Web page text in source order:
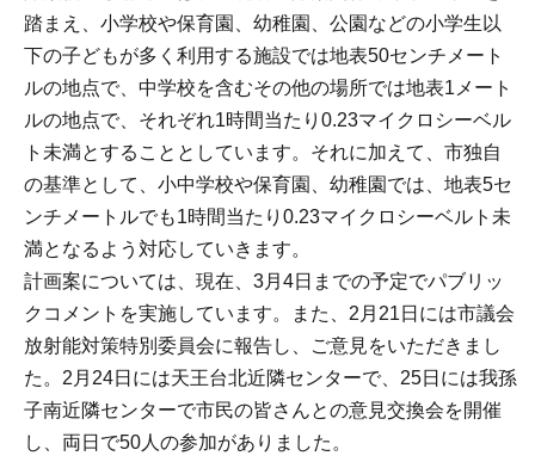
踏まえ、小学校や保育園、幼稚園、公園などの小学生以
下の子どもが多く利用する施設では地表50センチメート
ルの地点で、中学校を含むその他の場所では地表1メート
ルの地点で、それぞれ1時間当たり0.23マイクロシーベル
ト未満とすることとしています。それに加えて、市独自
の基準として、小中学校や保育園、幼稚園では、地表5セ
ンチメートルでも1時間当たり0.23マイクロシーベルト未
満となるよう対応していきます。
計画案については、現在、3月4日までの予定でパブリッ
クコメントを実施しています。また、2月21日には市議会
放射能対策特別委員会に報告し、ご意見をいただきまし
た。2月24日には天王台北近隣センターで、25日には我孫
子南近隣センターで市民の皆さんとの意見交換会を開催
し、両日で50人の参加がありました。